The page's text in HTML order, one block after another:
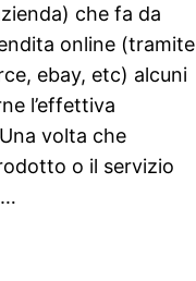
che fa da
online (tramite
ebay, etc) alcuni
l’effettiva
volta che
o il servizio